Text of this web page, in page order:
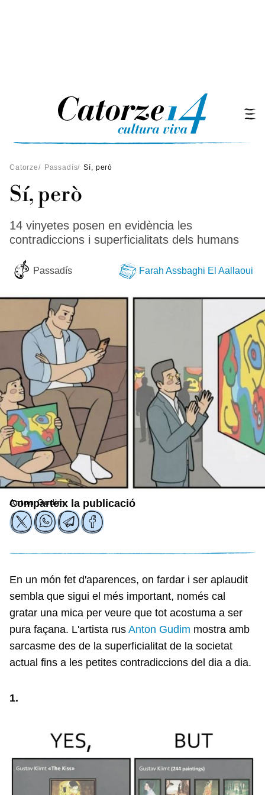
Catorze/ Passadís/ Sí, però
Sí, però
14 vinyetes posen en evidència les
contradiccions i superficialitats dels humans
Passadís Farah Assbaghi El Aallaoui
Anton Gudim
Comparteix la publicació
En un món fet d'aparences, on fardar i ser aplaudit
sembla que sigui el més important, només cal
gratar una mica per veure que tot acostuma a ser
pura façana. L'artista rus Anton Gudim mostra amb
sarcasme des de la superficialitat de la societat
actual fins a les petites contradiccions del dia a dia.
1.